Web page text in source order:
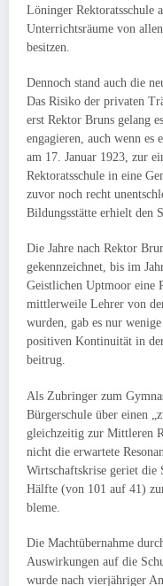
Löninger Rektoratsschule
Unterrichtsräume von
besitzen.
Dennoch stand auch die
Das Risiko der privaten
erst Rektor Bruns gelang
engagieren, auch wenn es
am 17. Januar 1923, zur
Rektoratsschule in eine
zuvor noch recht
Bildungsstätte erhielt den
Die Jahre nach Rektor
gekenn­zeichnet, bis im
Geistlichen Uptmoor eine
mittlerweile Lehrer von
wurden, gab es nur
positiven Kontinuität in
beitrug.
Als Zubringer zum
Bürgerschule über einen
gleichzeitig zur Mitt­leren
nicht die erwartete
Wirtschaftskrise geriet die
Hälfte (von 101 auf 41)
bleme.
Die Machtübernahme
Auswir­kungen auf die
wurde nach vierjähriger